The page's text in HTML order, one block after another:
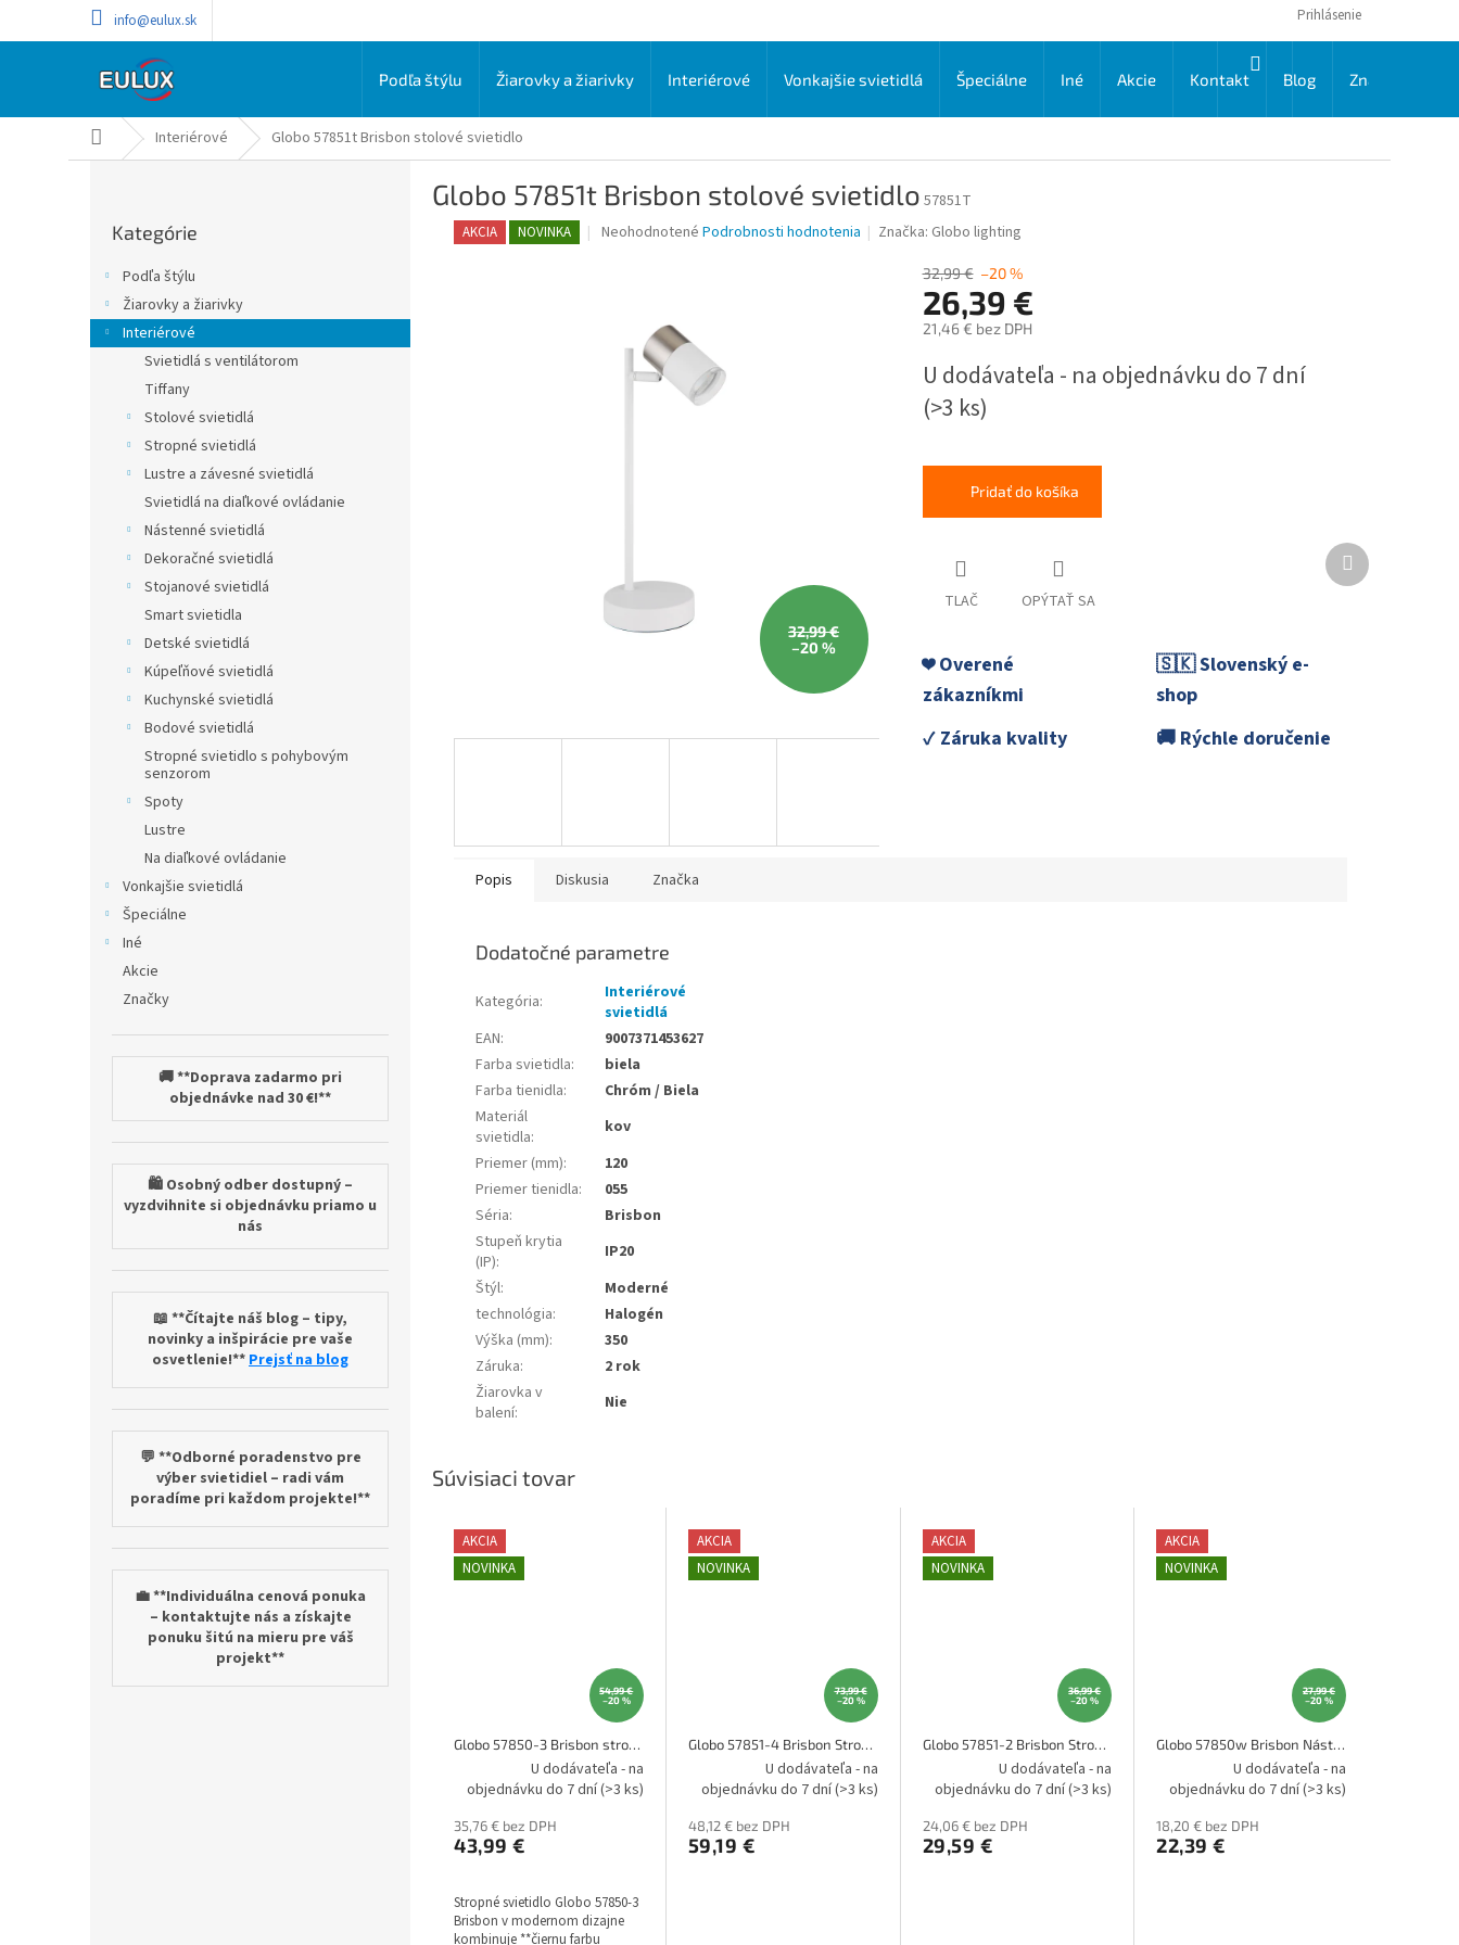
info@eulux.sk Prihlásenie
NÁKUPNÝ
Podľa štýlu Žiarovky a žiarivky Interiérové Vonkajšie svietidlá Špeciálne Iné Akcie Kontakt Blog Značky
DomovInteriérové Globo 57851t Brisbon stolové svietidlo
a
kategórie
Kategórie
Podľa štýlu
Žiarovky a žiarivky
Interiérové
Svietidlá s ventilátorom
Tiffany
Stolové svietidlá
Stropné svietidlá
Lustre a závesné svietidlá
Svietidlá na diaľkové ovládanie
Nástenné svietidlá
Dekoračné svietidlá
Stojanové svietidlá
Smart svietidla
Detské svietidlá
Kúpeľňové svietidlá
Kuchynské svietidlá
Bodové svietidlá
Stropné svietidlo s pohybovým
senzorom
Spoty
Lustre
Na diaľkové ovládanie
Vonkajšie svietidlá
Špeciálne
Iné
Akcie
Značky
🚚 **Doprava zadarmo pri
objednávke nad 30 €!**
🛍️ Osobný odber dostupný –
vyzdvihnite si objednávku priamo u
nás
📖 **Čítajte náš blog – tipy,
novinky a inšpirácie pre vaše
osvetlenie!**Prejsť na blog
💬 **Odborné poradenstvo pre
výber svietidiel – radi vám
poradíme pri každom projekte!**
💼 **Individuálna cenová ponuka
– kontaktujte nás a získajte
ponuku šitú na mieru pre váš
projekt**
Globo 57851t Brisbon stolové svietidlo 57851T
AKCIA NOVINKA
Priemerné
hviezdičiek.
Neohodnotené Podrobnosti hodnotenia Značka: Globo lighting
32,99 €
–20 %
32,99 € –20 %
26,39 €
21,46 € bez DPH
cena:
U dodávateľa - na objednávku do 7 dní
(>3 ks)
Pridať do košíka
TLAČ OPÝTAŤ SA
❤️ Overené
zákazníkmi
🇸🇰 Slovenský e-
shop
✓ Záruka kvality
🚚 Rýchle doručenie
Ďalší
produkt
Popis Diskusia Značka
Dodatočné parametre
Kategória:
Interiérové
svietidlá
EAN:
9007371453627
Farba svietidla:
biela
Farba tienidla:
Chróm / Biela
Materiál
svietidla:
kov
Priemer (mm):
120
Priemer tienidla:
055
Séria:
Brisbon
Stupeň krytia
(IP):
IP20
Štýl:
Moderné
technológia:
Halogén
Výška (mm):
350
Záruka:
2 rok
Žiarovka v
balení: Nie
Súvisiaci tovar
AKCIA
NOVINKA
54,99 €
–20 %
Globo 57850-3 Brisbon stropné svietidlo
U dodávateľa - na
objednávku do 7 dní(>3 ks)
35,76 € bez DPH
43,99 €
Stropné svietidlo Globo 57850-3
Brisbon v modernom dizajne
kombinuje **čiernu farbu
AKCIA
NOVINKA
73,99 €
–20 %
Globo 57851-4 Brisbon Stropné svietidlo
U dodávateľa - na
objednávku do 7 dní(>3 ks)
48,12 € bez DPH
59,19 €
AKCIA
NOVINKA
36,99 €
–20 %
Globo 57851-2 Brisbon Stropné svietidlo
U dodávateľa - na
objednávku do 7 dní(>3 ks)
24,06 € bez DPH
29,59 €
AKCIA
NOVINKA
27,99 €
–20 %
Globo 57850w Brisbon Nástenné svietidlo
U dodávateľa - na
objednávku do 7 dní(>3 ks)
18,20 € bez DPH
22,39 €